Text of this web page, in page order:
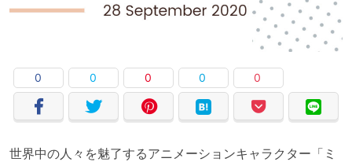
0 0 0 0 0
世界中の人々を魅了するアニメーションキャラクター「ミ